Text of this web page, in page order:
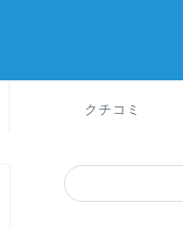
クチコミ